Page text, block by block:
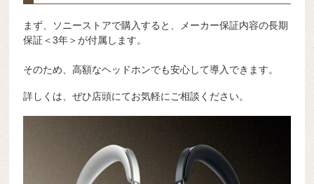
まず、ソニーストアで購入すると、メーカー保証内容の長期
保証＜3年＞が付属します。
そのため、高額なヘッドホンでも安心して導入できます。
詳しくは、ぜひ店頭にてお気軽にご相談ください。